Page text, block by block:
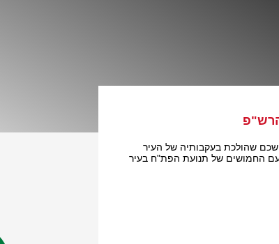
שהולכת בעקבותיה של העיר
החמושים של תנועת הפת"ח בעיר